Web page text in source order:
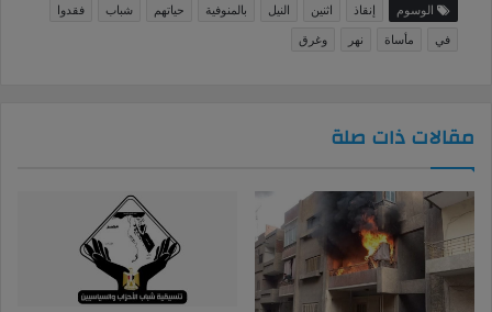
الوسوم إنقاذ اثنين النيل بالمنوفية حياتهم شباب
فقدوا
في
مأساة نهر وغرق
مقالات ذات صلة